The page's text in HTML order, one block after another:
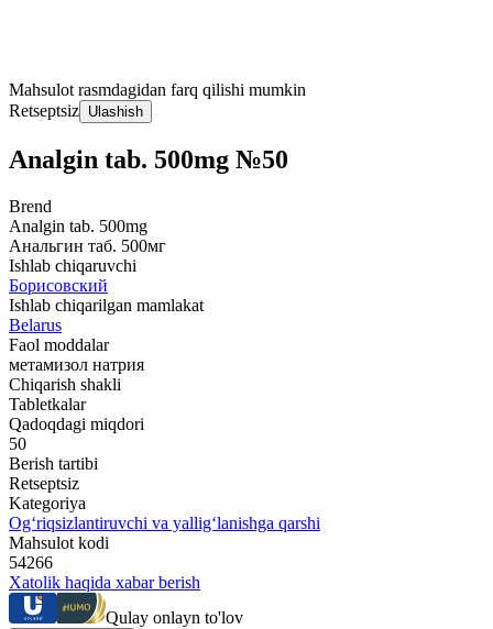
Mahsulot rasmdagidan farq qilishi mumkin
Retseptsiz Ulashish
Analgin tab. 500mg №50
Brend
Analgin tab. 500mg
Анальгин таб. 500мг
Ishlab chiqaruvchi
Борисовский
Ishlab chiqarilgan mamlakat
Belarus
Faol moddalar
метамизол натрия
Chiqarish shakli
Tabletkalar
Qadoqdagi miqdori
50
Berish tartibi
Retseptsiz
Kategoriya
Og‘riqsizlantiruvchi va yallig‘lanishga qarshi
Mahsulot kodi
54266
Xatolik haqida xabar berish
Qulay onlayn to'lov